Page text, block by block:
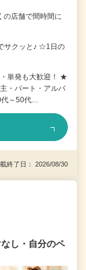
店舗で間時間に
サクッと♪ ☆1日の
単発も大歓迎！ ★
・パート・アルバ
～50代…
終了日： 2026/08/30
し・自分のペ